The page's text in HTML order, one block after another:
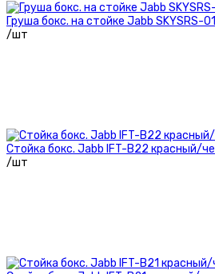
Груша бокс. на стойке Jabb SKYSRS-
/шт
Стойка бокс. Jabb IFT-B22 красный/
/шт